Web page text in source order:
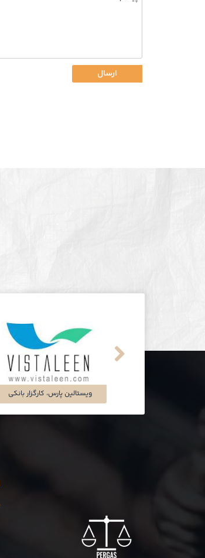
ارسال
شرکت تجارت سگال آرتا